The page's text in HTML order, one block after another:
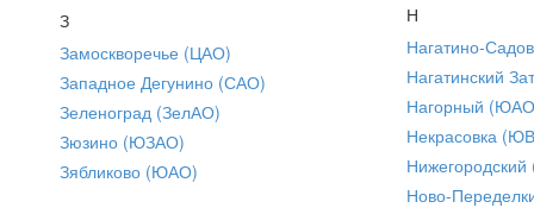
З
Замоскворечье (ЦАО)
Западное Дегунино (САО)
Зеленоград (ЗелАО)
Зюзино (ЮЗАО)
Зябликово (ЮАО)
Н
Нагатино-
Нагатинский
Нагорный
Некрасовка
Ново-